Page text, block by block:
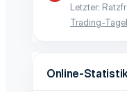
Letzter:
Trading-
Online-